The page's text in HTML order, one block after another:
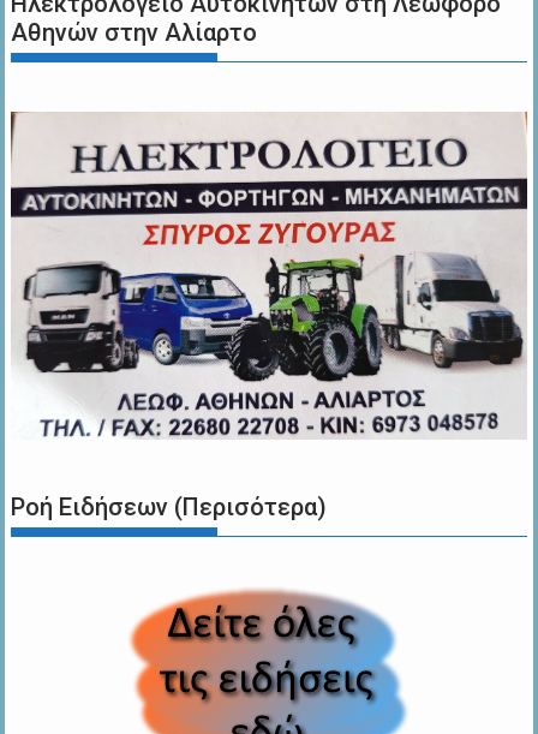
Αθηνών στην Αλίαρτο
Ροή Ειδήσεων (Περισότερα)